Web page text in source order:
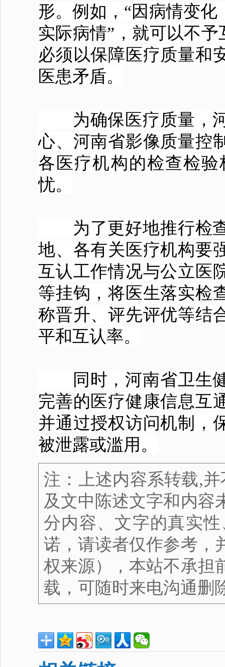
形。例如，“因病情变
实际病情”，就可以不
必须以保障医疗质量和
医患矛盾。
为确保医疗质量，河
心、河南省影像质量控
各医疗机构的检查检
忧。
为了更好地推行检查
地、各有关医疗机构要
互认工作情况与公立医
等挂钩，将医生落实检
称晋升、评先评优等结
平和互认率。
同时，河南省卫生健
完善的医疗健康信息互
并通过授权访问机制，
被泄露或滥用。
注：上述内容系转载,
及文中陈述文字和内容
分内容、文字的真实
诺，请读者仅作参考，
权来源），本站不承担
载，可随时来电沟通删